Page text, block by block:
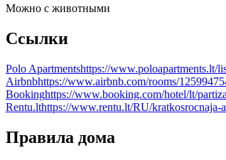
Можно с животными
Ссылки
Polo Apartmentshttps://www.poloapartments.lt/
Airbnbhttps://www.airbnb.com/rooms/
Bookinghttps://www.booking.com/hotel/lt/
Rentu.lthttps://www.rentu.lt/RU/kratkosrocnaja-
Правила дома